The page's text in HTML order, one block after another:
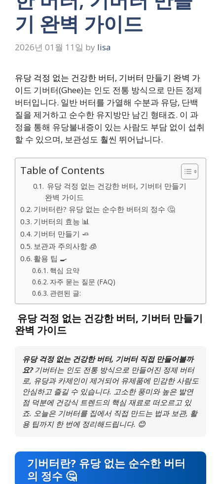
기 완벽 가이드
2026년 01월 11일 by lisa
유당 걱정 없는 건강한 버터, 기버터 만들기 완벽 가
이드 기버터(Ghee)는 인도 전통 방식으로 만든 정제
버터입니다. 일반 버터를 가열해 수분과 유당, 단백
질을 제거하고 순수한 유지방만 남긴 형태죠. 이 과
정을 통해 유당불내증이 있는 사람도 부담 없이 섭취
할 수 있으며, 보관성도 훨씬 뛰어납니다.
Table of Contents
유당 걱정 없는 건강한 버터, 기버터 만들기
완벽 가이드
기버터란? 유당 없는 순수한 버터의 정수 🤔
기버터의 효능 📊
기버터 만들기 🧈
보관과 주의사항 🧊
활용 팁 🍳
핵심 요약
자주 묻는 질문 (FAQ)
관련된 글:
유당 걱정 없는 건강한 버터, 기버터 만들기
완벽 가이드
유당 걱정 없는 건강한 버터, 기버터 직접 만들어볼까
요?기버터는 인도 전통 방식으로 만들어진 정제 버터
로, 유당과 카제인이 제거되어 유제품에 민감한 사람도
안심하고 즐길 수 있습니다. 고소한 풍미와 높은 발연
점 덕분에 건강식 트렌드의 핵심 재료로 떠오르고 있
죠. 오늘은 기버터를 집에서 직접 만드는 법과 보관, 활
용 팁까지 한 번에 정리해드립니다. 😊
기버터란? 유당 없는 순수한 버터
의 정수 🤔